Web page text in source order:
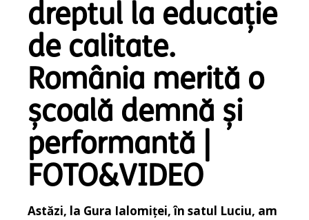
dreptul la educație
de calitate.
România merită o
școală demnă și
performantă |
FOTO&VIDEO
Astăzi, la Gura Ialomiței, în satul Luciu, am